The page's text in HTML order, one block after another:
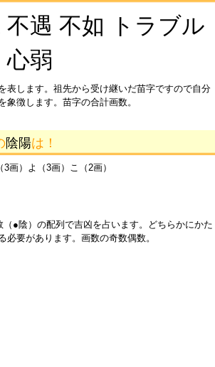
不遇 不如 トラブル
心弱
表します。祖先から受け継いだ苗字ですので自分
象徴します。苗字の合計画数。
陰陽は！
画）よ（3画）こ（2画）
●陰）の配列で吉凶を占います。どちらかにかた
必要があります。画数の奇数偶数。